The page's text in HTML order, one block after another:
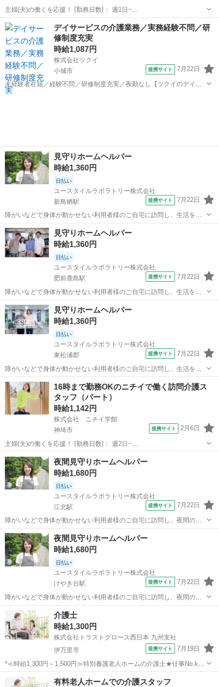
主婦(夫)の働くを応援！ [勤務日数]： 週1日~
07:00~16:00/09:00~18:00/11:00~20:00/16:00~06:00 月/火/水/木/金/土
などから選べます [勤務地・最寄駅]： 佐賀県佐...
佐賀 ケアマネージャー
デイサービスの介護業務／実務経験不問／研
修制度充実
時給1,087円
株式会社ツクイ
小城市
提携サイト 7月22日
未経験者在籍／経験不問／研修制度充実／夜勤なし【ツクイのデイサ
ービス／介護スタッフ求人】 充実な制度で働く方を大切にしています
見守りホームヘルパー
時給1,360円
日払い
ユースタイルラボラトリー株式会社
新鳥栖駅
提携サイト 7月22日
障がいなどで身体が動かせない利用者様のご自宅に訪問し、生活を支
える重度訪問介護のお仕事です。 ※1対1で誠実に向き合える方を募集
【仕事内容】 見守りや日常生活のお手伝いが中心ですが、利用者様の
生活を支える大切なポジション...
佐賀 鳥栖市 新鳥栖駅
見守りホームヘルパー
時給1,360円
日払い
ユースタイルラボラトリー株式会社
肥前鹿島駅
提携サイト 7月22日
障がいなどで身体が動かせない利用者様のご自宅に訪問し、生活を支
える重度訪問介護のお仕事です。 ※1対1で誠実に向き合える方を募集
【仕事内容】 見守りや日常生活のお手伝いが中心ですが、利用者様の
生活を支える大切なポジション...
佐賀 肥前鹿島駅
見守りホームヘルパー
時給1,360円
日払い
ユースタイルラボラトリー株式会社
東松浦郡
提携サイト 7月22日
障がいなどで身体が動かせない利用者様のご自宅に訪問し、生活を支
える重度訪問介護のお仕事です。 ※1対1で誠実に向き合える方を募集
【仕事内容】 見守りや日常生活のお手伝いが中心ですが、利用者様の
生活を支える大切なポジション...
佐賀 東松浦郡 介護
16時まで勤務OKのニチイで働く訪問介護ス
タッフ（パート）
時給1,142円
株式会社 ニチイ学館
神埼市
提携サイト 2月6日
主婦(夫)の働くを応援！ [勤務日数]： 週2日~
10:00~16:00/09:00~15:00/08:00~12:00/09:00~17:00/10:00~18:00 月/
火/水/木/金/土/日 などから選べます [...
佐賀 神埼市 ケアマネージャー
夜間見守りホームヘルパー
時給1,680円
日払い
ユースタイルラボラトリー株式会社
江北駅
提携サイト 7月22日
障がいなどで身体が動かせない利用者様のご自宅に訪問し、夜間のケ
アを行う重度訪問介護のお仕事です。 ※1対1で誠実に向き合える方を
募集 【仕事内容】 寝返りをうたせて上げたり、たんの吸引などを行
う、利用者様の就寝中のケアを行...
佐賀 杵島郡 江北駅 介護
夜間見守りホームヘルパー
時給1,680円
日払い
ユースタイルラボラトリー株式会社
けやき台駅
提携サイト 7月22日
障がいなどで身体が動かせない利用者様のご自宅に訪問し、夜間のケ
アを行う重度訪問介護のお仕事です。 ※1対1で誠実に向き合える方を
募集 【仕事内容】 寝返りをうたせて上げたり、たんの吸引などを行
う、利用者様の就寝中のケアを行...
佐賀 三養基郡 けやき台駅
介護士
時給1,300円
株式会社トラストグロース西日本 九州支社
伊万里市
提携サイト 7月19日
*≪時給1,300円～1,500円≫特別養護老人ホームの介護士★仕事No.kp-
230411* 【資格・経験】 資格：不問 経験：不問 ※認知症基礎研修の
受講は必須 【仕事内容】 *ポイント ・時給1,300円～1,50...
佐賀 伊万里市 介護
有料老人ホームでの介護スタッフ